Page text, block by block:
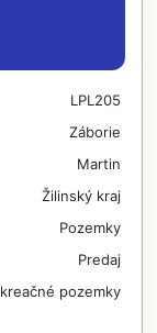
LPL205
Záborie
Martin
Žilinský kraj
Pozemky
Predaj
pozemky